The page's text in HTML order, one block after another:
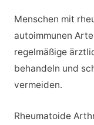
Menschen mit
autoimmunen
regelmäßige
behandeln und
vermeiden.
Rheumatoide